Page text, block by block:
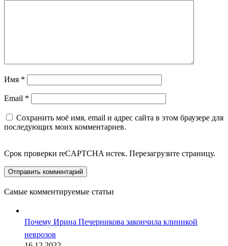
Имя *
Email *
Сохранить моё имя, email и адрес сайта в этом браузере для
последующих моих комментариев.
Срок проверки reCAPTCHA истек. Перезагрузите страницу.
Самые комментируемые статьи
Почему Ирина Печерникова закончила клиникой
неврозов